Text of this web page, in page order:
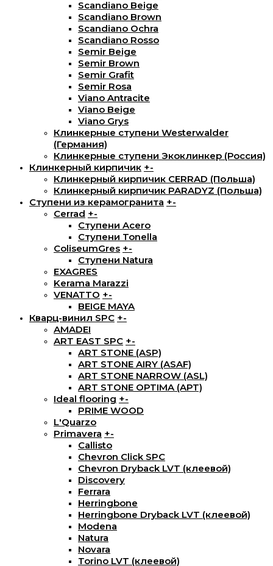
Scandiano Beige
Scandiano Brown
Scandiano Ochra
Scandiano Rosso
Semir Beige
Semir Brown
Semir Grafit
Semir Rosa
Viano Antracite
Viano Beige
Viano Grys
Клинкерные ступени Westerwalder
(Германия)
Клинкерные ступени Экоклинкер (Россия)
Клинкерный кирпичик +-
Клинкерный кирпичик CERRAD (Польша)
Клинкерный кирпичик PARADYZ (Польша)
Ступени из керамогранита +-
Cerrad +-
Ступени Acero
Ступени Tonella
ColiseumGres +-
Ступени Natura
EXAGRES
Kerama Marazzi
VENATTO +-
BEIGE MAYA
Кварц-винил SPC +-
AMADEI
ART EAST SPC +-
ART STONE (ASP)
ART STONE AIRY (ASAF)
ART STONE NARROW (ASL)
ART STONE OPTIMA (APT)
Ideal flooring +-
PRIME WOOD
L'Quarzo
Primavera +-
Callisto
Chevron Click SPC
Chevron Dryback LVT (клеевой)
Discovery
Ferrara
Herringbone
Herringbone Dryback LVT (клеевой)
Modena
Natura
Novara
Torino LVT (клеевой)